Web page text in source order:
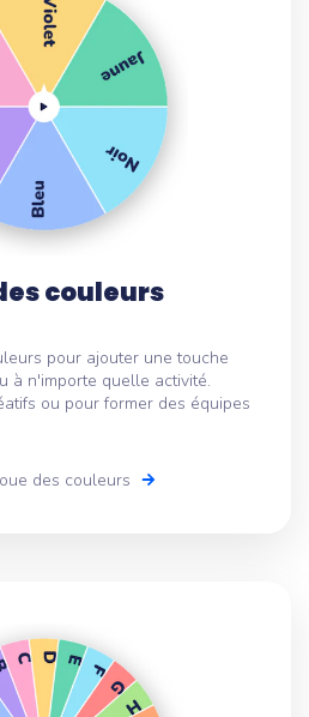
couleurs
pour ajouter une touche
à n'importe quelle activité.
ou pour former des équipes
des couleurs